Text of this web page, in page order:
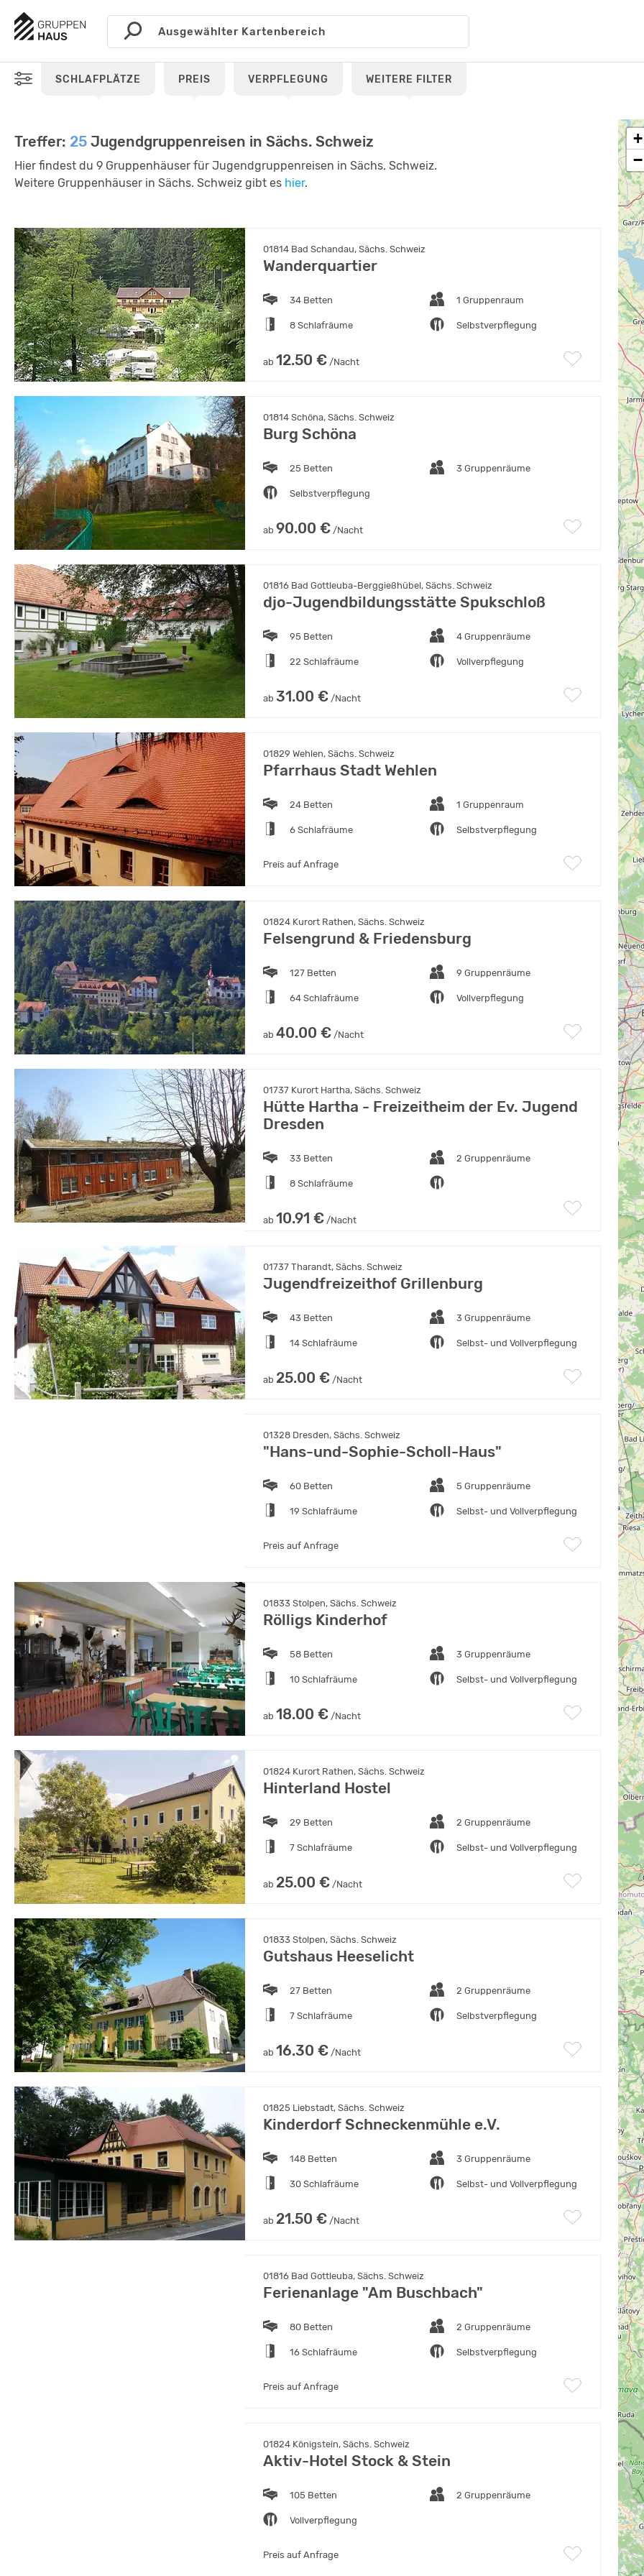
SCHLAFPLÄTZE PREIS VERPFLEGUNG WEITERE FILTER
Treffer: 25 Jugendgruppenreisen in Sächs. Schweiz
Hier findest du 9 Gruppenhäuser für Jugendgruppenreisen in Sächs. Schweiz.
Weitere Gruppenhäuser in Sächs. Schweiz gibt es hier.
01814 Bad Schandau, Sächs. Schweiz
Wanderquartier
34 Betten 1 Gruppenraum
8 Schlafräume Selbstverpflegung
ab 12.50 € /Nacht
01814 Schöna, Sächs. Schweiz
Burg Schöna
25 Betten 3 Gruppenräume
Selbstverpflegung
ab 90.00 € /Nacht
01816 Bad Gottleuba-Berggießhübel, Sächs. Schweiz
djo-Jugendbildungsstätte Spukschloß
95 Betten 4 Gruppenräume
22 Schlafräume Vollverpflegung
ab 31.00 € /Nacht
01829 Wehlen, Sächs. Schweiz
Pfarrhaus Stadt Wehlen
24 Betten 1 Gruppenraum
6 Schlafräume Selbstverpflegung
Preis auf Anfrage
01824 Kurort Rathen, Sächs. Schweiz
Felsengrund & Friedensburg
127 Betten 9 Gruppenräume
64 Schlafräume Vollverpflegung
ab 40.00 € /Nacht
01737 Kurort Hartha, Sächs. Schweiz
Hütte Hartha - Freizeitheim der Ev. Jugend
Dresden
33 Betten 2 Gruppenräume
8 Schlafräume
ab 10.91 € /Nacht
01737 Tharandt, Sächs. Schweiz
Jugendfreizeithof Grillenburg
43 Betten 3 Gruppenräume
14 Schlafräume Selbst- und Vollverpflegung
ab 25.00 € /Nacht
01328 Dresden, Sächs. Schweiz
"Hans-und-Sophie-Scholl-Haus"
60 Betten 5 Gruppenräume
19 Schlafräume Selbst- und Vollverpflegung
Preis auf Anfrage
01833 Stolpen, Sächs. Schweiz
Rölligs Kinderhof
58 Betten 3 Gruppenräume
10 Schlafräume Selbst- und Vollverpflegung
ab 18.00 € /Nacht
01824 Kurort Rathen, Sächs. Schweiz
Hinterland Hostel
29 Betten 2 Gruppenräume
7 Schlafräume Selbst- und Vollverpflegung
ab 25.00 € /Nacht
01833 Stolpen, Sächs. Schweiz
Gutshaus Heeselicht
27 Betten 2 Gruppenräume
7 Schlafräume Selbstverpflegung
ab 16.30 € /Nacht
01825 Liebstadt, Sächs. Schweiz
Kinderdorf Schneckenmühle e.V.
148 Betten 3 Gruppenräume
30 Schlafräume Selbst- und Vollverpflegung
ab 21.50 € /Nacht
01816 Bad Gottleuba, Sächs. Schweiz
Ferienanlage "Am Buschbach"
80 Betten 2 Gruppenräume
16 Schlafräume Selbstverpflegung
Preis auf Anfrage
01824 Königstein, Sächs. Schweiz
Aktiv-Hotel Stock & Stein
105 Betten 2 Gruppenräume
Vollverpflegung
Preis auf Anfrage
+
−